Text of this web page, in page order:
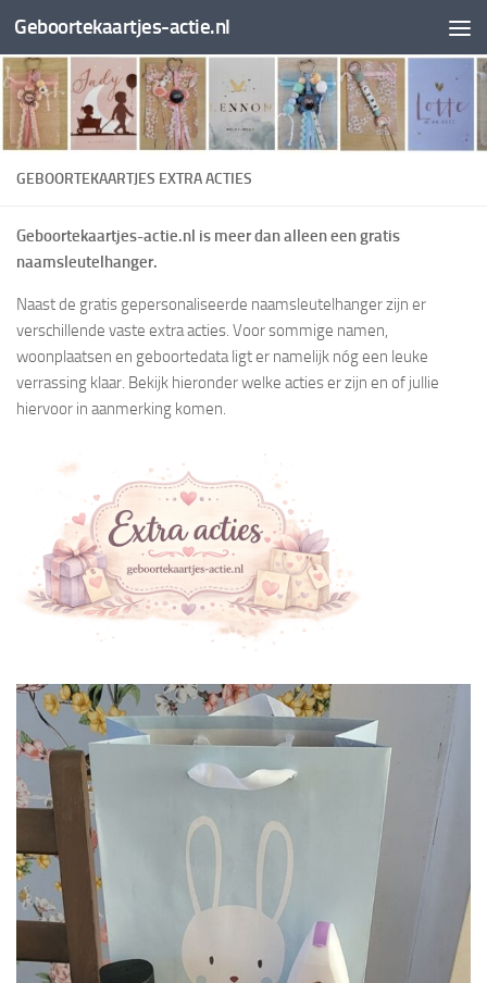
Doorgaan naar inhoud
Geboortekaartjes-actie.nl
GEBOORTEKAARTJES EXTRA ACTIES
Geboortekaartjes-actie.nl is meer dan alleen een gratis
naamsleutelhanger.
Naast de gratis gepersonaliseerde naamsleutelhanger zijn er
verschillende vaste extra acties. Voor sommige namen,
woonplaatsen en geboortedata ligt er namelijk nóg een leuke
verrassing klaar. Bekijk hieronder welke acties er zijn en of jullie
hiervoor in aanmerking komen.